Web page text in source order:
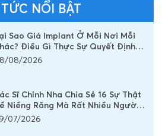
NỔI BẬT
Sao Giá Implant Ở Mỗi Nơi Mỗi
Điều Gì Thực Sự Quyết Định
Phí Một Chiếc Răng Implant
08/2026
Sĩ Chỉnh Nha Chia Sẻ 16 Sự Thật
Niềng Răng Mà Rất Nhiều Người
Đang Hiểu Sai
07/2026